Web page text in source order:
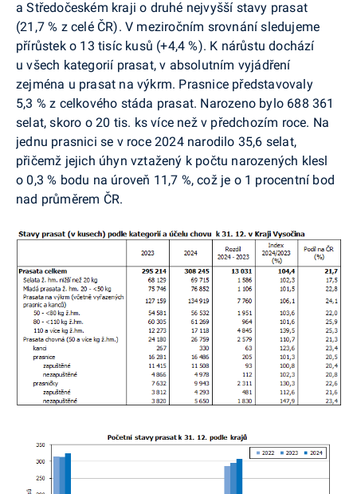
a Středočeském kraji o druhé nejvyšší stavy prasat
(21,7 % z celé ČR). V meziročním srovnání sledujeme
přírůstek o 13 tisíc kusů (+4,4 %). K nárůstu dochází
u všech kategorií prasat, v absolutním vyjádření
zejména u prasat na výkrm. Prasnice představovaly
5,3 % z celkového stáda prasat. Narozeno bylo 688 361
selat, skoro o 20 tis. ks více než v předchozím roce. Na
jednu prasnici se v roce 2024 narodilo 35,6 selat,
přičemž jejich úhyn vztažený k počtu narozených klesl
o 0,3 % bodu na úroveň 11,7 %, což je o 1 procentní bod
nad průměrem ČR.